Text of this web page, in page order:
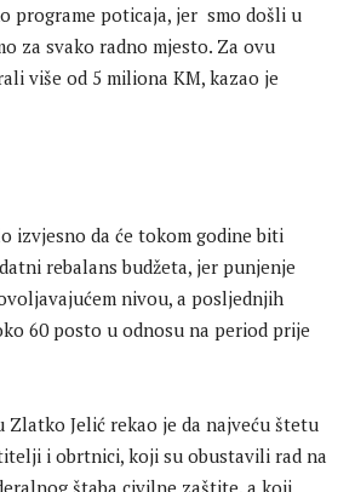
programe poticaja, jer smo došli u
za svako radno mjesto. Za ovu
više od 5 miliona KM, kazao je
izvjesno da će tokom godine biti
rebalans budžeta, jer punjenje
nivou, a posljednjih
60 posto u odnosu na period prije
Jelić rekao je da najveću štetu
i obrtnici, koji su obustavili rad na
štaba civilne zaštite, a koji